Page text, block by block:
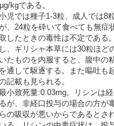
kgである。
児では種子1-3粒、成人では8
、24粒を砕いて食べても無症
したときの毒性は不定である
、ギリシャ本草には30粒ほど
たものを内服すると、腹中の
通して駆逐する。また嘔吐も
記載も見られる。
小致死量:0.03mg。リシンは
が、非経口投与の場合の方が
の吸収が悪いからであるとさ